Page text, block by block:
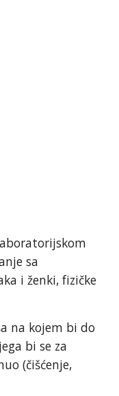
sa
i ženki, fizičke
na kojem bi do
bi se za
(čišćenje,